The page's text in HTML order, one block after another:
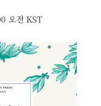
오전 KST